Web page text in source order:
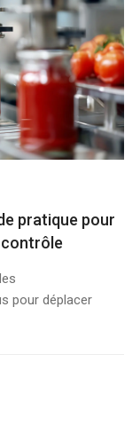
pratique pour
contrôle
pour déplacer